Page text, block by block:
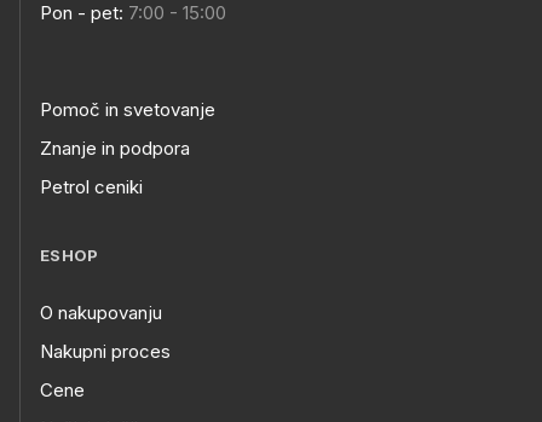
Pon - pet: 7:00 - 15:00
Pomoč in svetovanje
Znanje in podpora
Petrol ceniki
ESHOP
O nakupovanju
Nakupni proces
Cene